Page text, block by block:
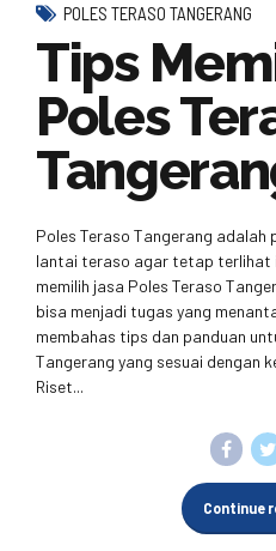
POLES TERASO TANGERANG
Tips
Poles
Poles Teraso Tangerang
lantai teraso agar tetap terlihat
memilih jasa Poles Teraso
bisa menjadi tugas yang
membahas tips dan panduan
Tangerang yang sesuai dengan
Riset...
Continue